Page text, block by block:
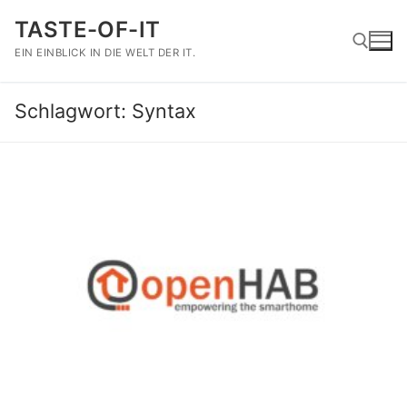
Inhalt
springen
TASTE-OF-IT
EIN EINBLICK IN DIE WELT DER IT.
Schlagwort: Syntax